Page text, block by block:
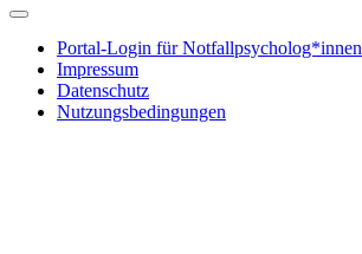
Portal-Login für Notfallpsycholog*innen
Impressum
Datenschutz
Nutzungsbedingungen